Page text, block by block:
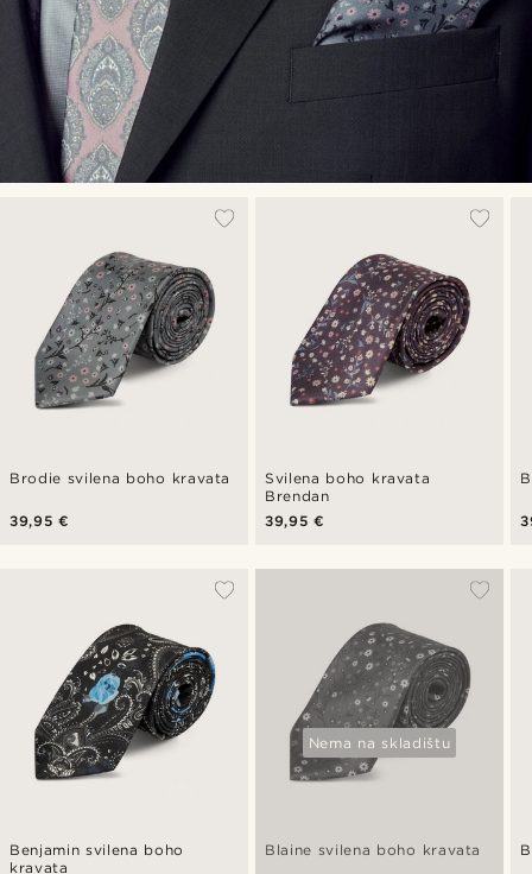
Brodie svilena boho kravata
39,95 €
Svilena boho kravata
Brendan
39,95 €
Benjamin svilena boho
kravata
Nema na skladištu
Blaine svilena boho kravata